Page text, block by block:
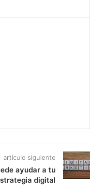
artículo siguiente
ayudar a tu
digital